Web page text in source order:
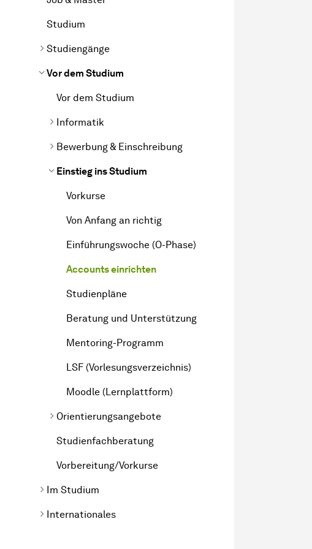
Studium
Studiengänge
Vor dem Studium
Vor dem Studium
Informatik
Bewerbung & Einschreibung
Einstieg ins Studium
Vorkurse
Von Anfang an richtig
Einführungswoche (O-Phase)
Accounts einrichten
Studienpläne
Beratung und Unterstützung
Mentoring-Programm
LSF (Vorlesungsverzeichnis)
Moodle (Lernplattform)
Orientierungsangebote
Studienfachberatung
Vorbereitung/Vorkurse
Im Studium
Internationales